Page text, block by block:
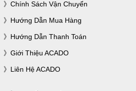
Chính Sách Vận Chuyển
Hướng Dẫn Mua Hàng
Hướng Dẫn Thanh Toán
Giới Thiệu ACADO
Liên Hệ ACADO